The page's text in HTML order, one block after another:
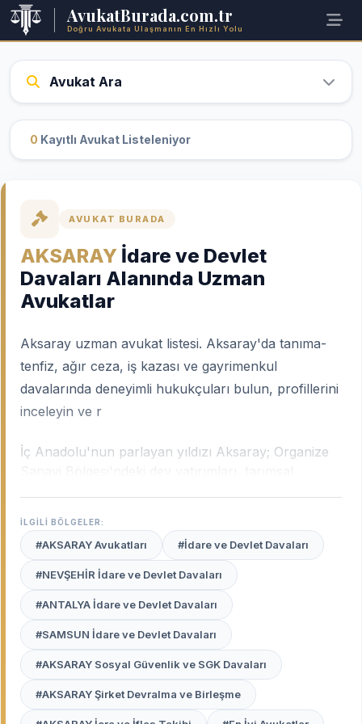
AvukatBurada.com.tr
Doğru Avukata Ulaşmanın En Hızlı Yolu
Avukat Ara
0 Kayıtlı Avukat Listeleniyor
AVUKAT BURADA
AKSARAY İdare ve Devlet
Davaları Alanında Uzman
Avukatlar
Aksaray uzman avukat listesi. Aksaray'da tanıma-
tenfiz, ağır ceza, iş kazası ve gayrimenkul
davalarında deneyimli hukukçuları bulun, profillerini
inceleyin ve r
İç Anadolu'nun parlayan yıldızı Aksaray; Organize
sahiptir. Şehrin bu dokusu; uluslararası hukuktan
ticari uyuşmazlıklara, miras davalarından iş hukuku
süreçlerine kadar geniş bir uzmanlık ihtiyacı
doğurur.
Aksaray uzman avukatları
mahkeme pratiklerini bilen hem de yurtdışı bağlantılı
davalarda derin tecrübeye sahip profesyonellerdir.
Avukat Buradaplatformu, Aksaray Adliyesi'nde
haklarınızı en etkili şekilde savunacak, güvenilir ve
deneyimli avukatları tek bir ekranda sizinle
buluşturur.
İLGİLİ BÖLGELER:
#AKSARAY Avukatları #İdare ve Devlet Davaları
#NEVŞEHİR İdare ve Devlet Davaları
#ANTALYA İdare ve Devlet Davaları
#SAMSUN İdare ve Devlet Davaları
#AKSARAY Sosyal Güvenlik ve SGK Davaları
#AKSARAY Şirket Devralma ve Birleşme